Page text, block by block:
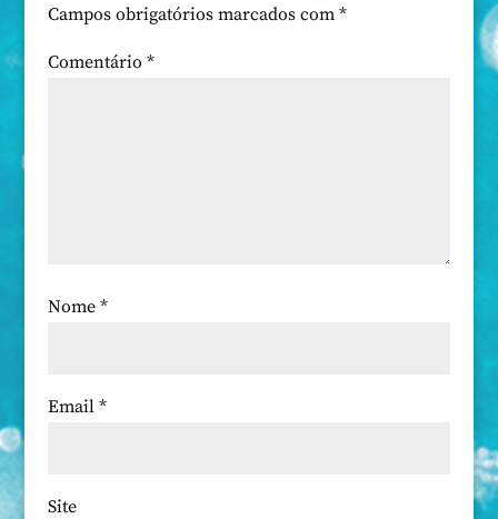
Campos obrigatórios marcados com *
Comentário *
Nome *
Email *
Site